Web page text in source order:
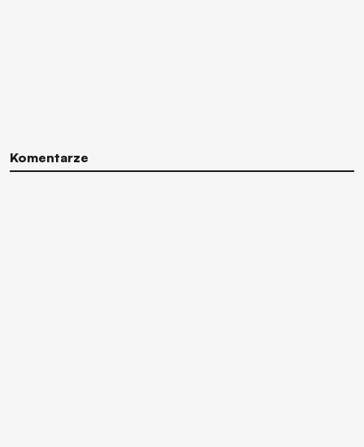
Komentarze